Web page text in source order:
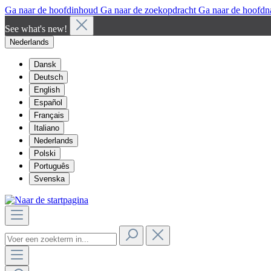
Ga naar de hoofdinhoud Ga naar de zoekopdracht Ga naar de
See what's new!
Nederlands
Dansk
Deutsch
English
Español
Français
Italiano
Nederlands
Polski
Português
Svenska